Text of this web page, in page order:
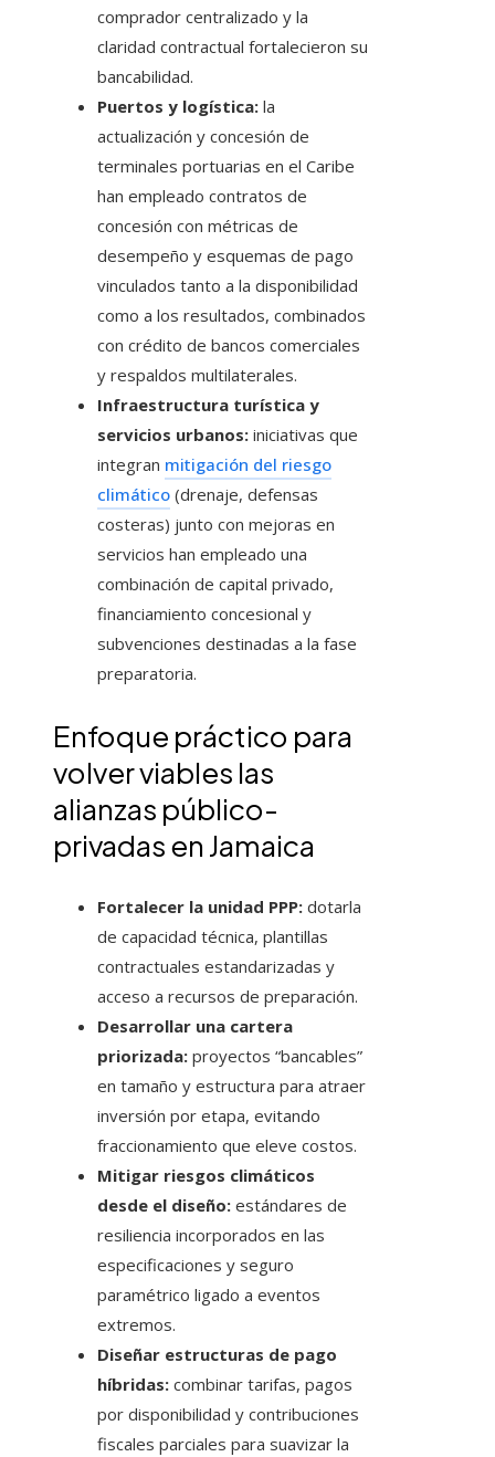
comprador centralizado y la
claridad contractual fortalecieron su
bancabilidad.
Puertos y logística: la
actualización y concesión de
terminales portuarias en el Caribe
han empleado contratos de
concesión con métricas de
desempeño y esquemas de pago
vinculados tanto a la disponibilidad
como a los resultados, combinados
con crédito de bancos comerciales
y respaldos multilaterales.
Infraestructura turística y
servicios urbanos: iniciativas que
integran mitigación del riesgo
climático (drenaje, defensas
costeras) junto con mejoras en
servicios han empleado una
combinación de capital privado,
financiamiento concesional y
subvenciones destinadas a la fase
preparatoria.
Enfoque práctico para
volver viables las
alianzas público-
privadas en Jamaica
Fortalecer la unidad PPP: dotarla
de capacidad técnica, plantillas
contractuales estandarizadas y
acceso a recursos de preparación.
Desarrollar una cartera
priorizada: proyectos “bancables”
en tamaño y estructura para atraer
inversión por etapa, evitando
fraccionamiento que eleve costos.
Mitigar riesgos climáticos
desde el diseño: estándares de
resiliencia incorporados en las
especificaciones y seguro
paramétrico ligado a eventos
extremos.
Diseñar estructuras de pago
híbridas: combinar tarifas, pagos
por disponibilidad y contribuciones
fiscales parciales para suavizar la